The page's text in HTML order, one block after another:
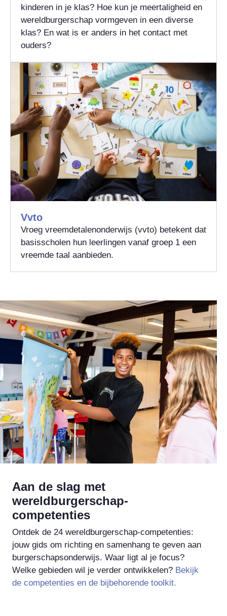
kinderen in je klas? Hoe kun je meertaligheid en
wereldburgerschap vormgeven in een diverse
klas? En wat is er anders in het contact met
ouders?
Vvto
Vroeg vreemdetalenonderwijs (vvto) betekent dat
basisscholen hun leerlingen vanaf groep 1 een
vreemde taal aanbieden.
Aan de slag met
wereldburgerschap-
competenties
Ontdek de 24 wereldburgerschap-competenties:
jouw gids om richting en samenhang te geven aan
burgerschapsonderwijs. Waar ligt al je focus?
Welke gebieden wil je verder ontwikkelen? Bekijk
de competenties en de bijbehorende toolkit.